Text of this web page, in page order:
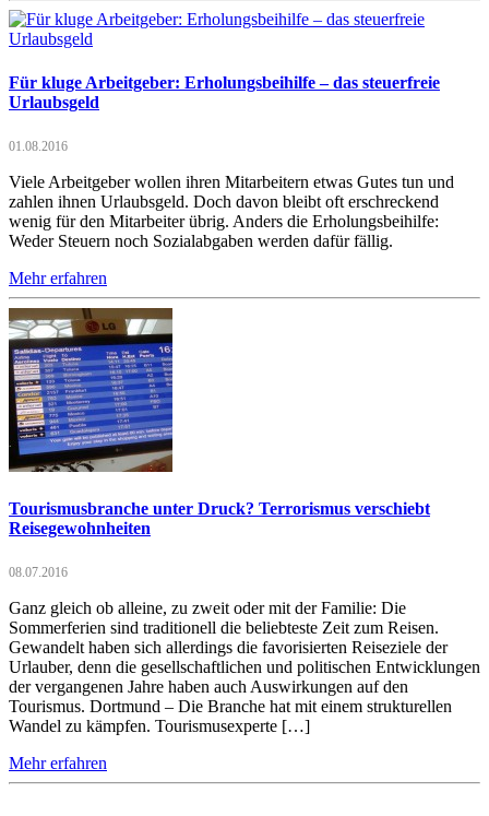
Für kluge Arbeitgeber: Erholungsbeihilfe – das steuerfreie
Urlaubsgeld
01.08.2016
Viele Arbeitgeber wollen ihren Mitarbeitern etwas Gutes tun und
zahlen ihnen Urlaubsgeld. Doch davon bleibt oft erschreckend
wenig für den Mitarbeiter übrig. Anders die Erholungsbeihilfe:
Weder Steuern noch Sozialabgaben werden dafür fällig.
Mehr erfahren
Tourismusbranche unter Druck? Terrorismus verschiebt
Reisegewohnheiten
08.07.2016
Ganz gleich ob alleine, zu zweit oder mit der Familie: Die
Sommerferien sind traditionell die beliebteste Zeit zum Reisen.
Gewandelt haben sich allerdings die favorisierten Reiseziele der
Urlauber, denn die gesellschaftlichen und politischen Entwicklungen
der vergangenen Jahre haben auch Auswirkungen auf den
Tourismus. Dortmund – Die Branche hat mit einem strukturellen
Wandel zu kämpfen. Tourismusexperte […]
Mehr erfahren